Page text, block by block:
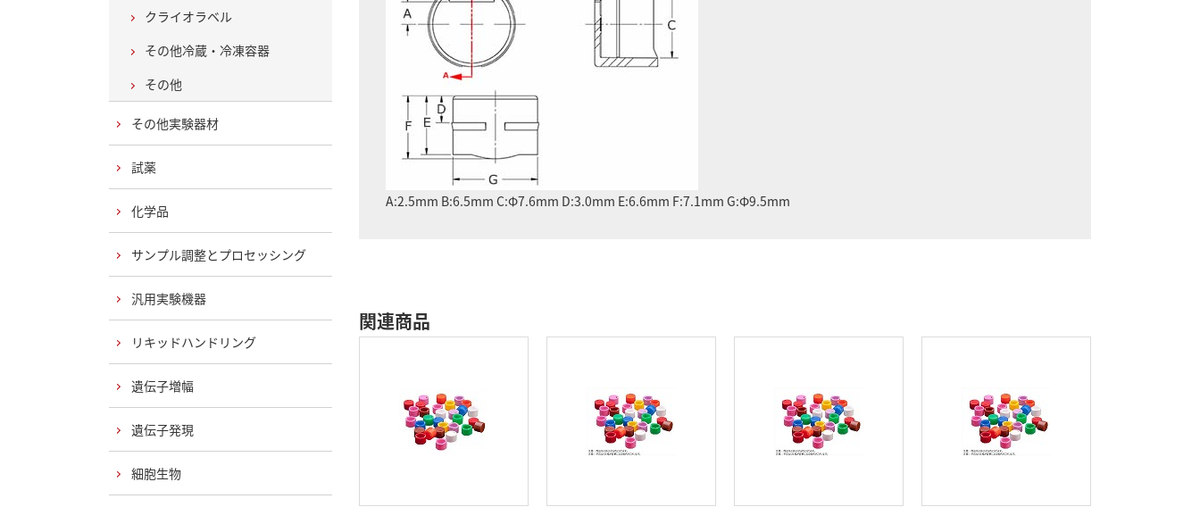
A:2.5mm B:6.5mm C:Φ7.6mm D:3.0mm E:6.6mm F:7.1mm G:Φ9.5mm
関連商品
クライオラベル
その他冷蔵・冷凍容器
その他
その他実験器材
試薬
化学品
サンプル調整とプロセッシング
汎用実験機器
リキッドハンドリング
遺伝子増幅
遺伝子発現
細胞生物